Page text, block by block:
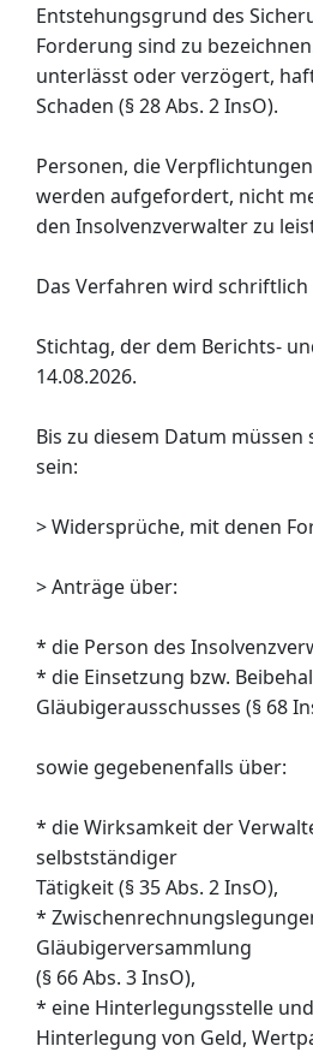
Entstehungsgrund des
Forderung sind zu
unterlässt oder verzögert,
Schaden (§ 28 Abs. 2 InsO).
Personen, die
werden aufgefordert, nicht
den Insolvenzverwalter zu
Das Verfahren wird schriftlich
Stichtag, der dem Berichts-
14.08.2026.
Bis zu diesem Datum
sein:
> Widersprüche, mit denen
> Anträge über:
* die Person des
* die Einsetzung bzw.
Gläubigerausschusses (§ 68
sowie gegebenenfalls über:
* die Wirksamkeit der
selbstständiger
Tätigkeit (§ 35 Abs. 2 InsO),
*
Gläubigerversammlung
(§ 66 Abs. 3 InsO),
* eine Hinterlegungsstelle
Hinterlegung von Geld,